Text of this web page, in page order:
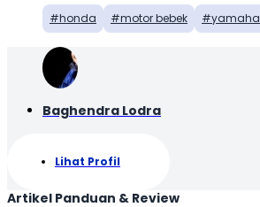
honda motor bebek yamaha
Baghendra Lodra
Lihat Profil
Artikel Panduan & Review